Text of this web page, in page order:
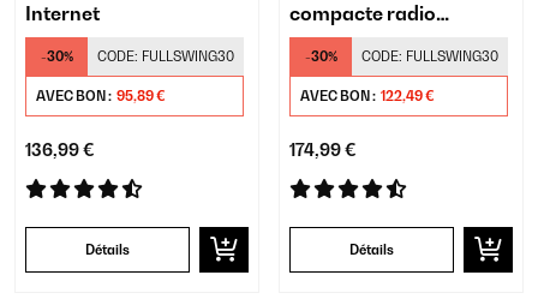
Internet
-30% CODE: FULLSWING30
AVEC BON : 95,89 €
136,99 €
Détails
compacte radio
Internet
-30% CODE: FULLSWING30
AVEC BON : 122,49 €
174,99 €
Détails